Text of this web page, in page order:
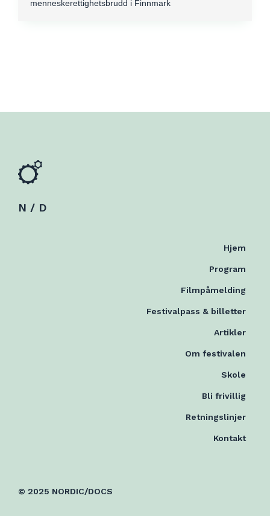
menneskerettighetsbrudd i Finnmark
N / D
Hjem
Program
Filmpåmelding
Festivalpass & billetter
Artikler
Om festivalen
Skole
Bli frivillig
Retningslinjer
Kontakt
© 2025 NORDIC/DOCS